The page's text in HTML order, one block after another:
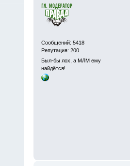
Сообщений: 5418
Репутация: 200
Был-бы лох, а МЛМ ему
найдётся!